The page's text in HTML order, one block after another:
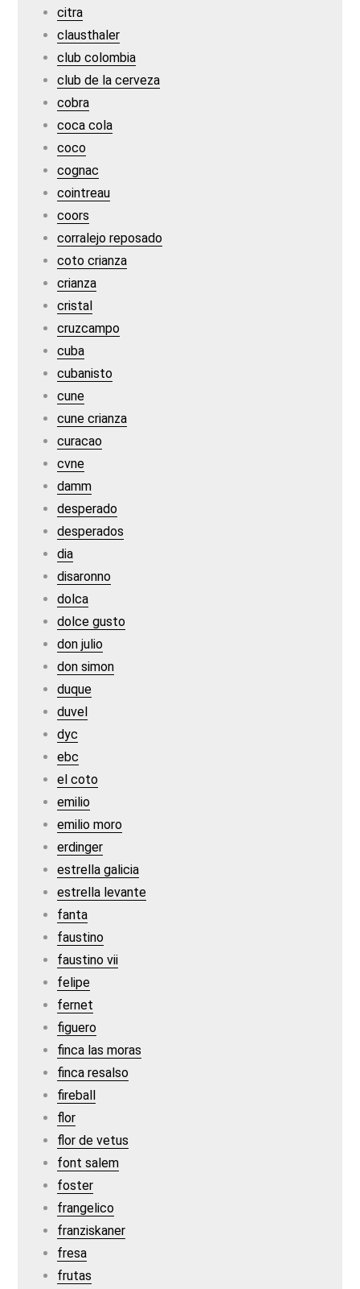
citra
clausthaler
club colombia
club de la cerveza
cobra
coca cola
coco
cognac
cointreau
coors
corralejo reposado
coto crianza
crianza
cristal
cruzcampo
cuba
cubanisto
cune
cune crianza
curacao
cvne
damm
desperado
desperados
dia
disaronno
dolca
dolce gusto
don julio
don simon
duque
duvel
dyc
ebc
el coto
emilio
emilio moro
erdinger
estrella galicia
estrella levante
fanta
faustino
faustino vii
felipe
fernet
figuero
finca las moras
finca resalso
fireball
flor
flor de vetus
font salem
foster
frangelico
franziskaner
fresa
frutas